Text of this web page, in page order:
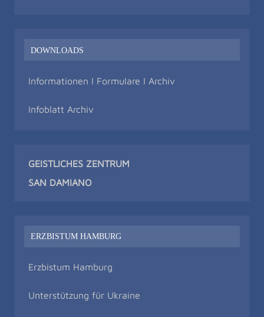
DOWNLOADS
Informationen I Formulare I Archiv
Infoblatt Archiv
GEISTLICHES ZENTRUM
SAN DAMIANO
ERZBISTUM HAMBURG
Erzbistum Hamburg
Unterstützung für Ukraine